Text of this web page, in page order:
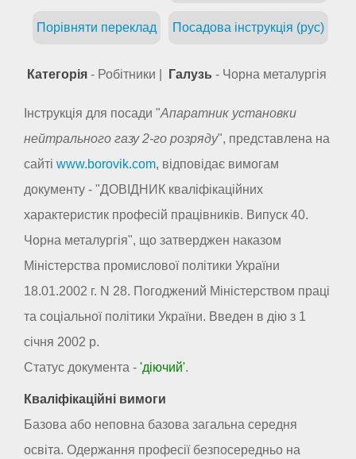
Посадова інструкція (рус)
Порівняти переклад
Категорія - Робітники | Галузь - Чорна металургія
Інструкція для посади "Апаратник установки
нейтрального газу 2-го розряду", представлена на
сайті www.borovik.com, відповідає вимогам
документу - "ДОВІДНИК кваліфікаційних
характеристик професій працівників. Випуск 40.
Чорна металургія", що затверджен наказом
Міністерства промислової політики України
18.01.2002 г. N 28. Погоджений Міністерством праці
та соціальної політики України. Введен в дію з 1
січня 2002 р.
Статус документа - 'діючий'.
Кваліфікаційні вимоги
Базова або неповна базова загальна середня
освіта. Одержання професії безпосередньо на